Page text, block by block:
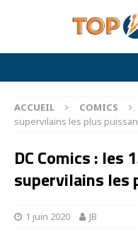
ACCUEIL COMICS
supervilains les plus
DC Comics : les
supervilains les
1 juin 2020 JB